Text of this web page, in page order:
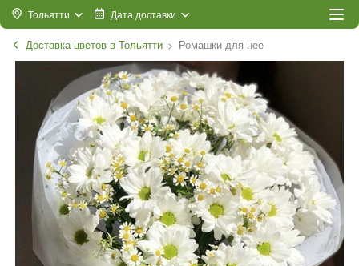
Тольятти Дата доставки
Доставка цветов в Тольятти Ромашки для неё